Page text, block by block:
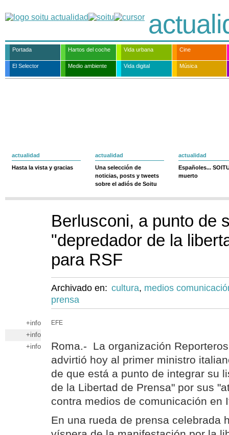
Portada Hartos del coche Vida urbana Cine
El Selector Medio ambiente Vida digital Música
actualidad
Hasta la vista y gracias
actualidad
Una selección de
noticias, posts y tweets
sobre el adiós de Soitu
actualidad
Españoles...
muerto
Berlusconi, a punto de
"depredador de la
para RSF
Archivado en: cultura, medios
prensa
+info
+info
+info
EFE
Roma.- La organización
advirtió hoy al primer ministro
de que está a punto de integrar su
de la Libertad de Prensa" por sus
contra medios de comunicación en
En una rueda de prensa celebrada